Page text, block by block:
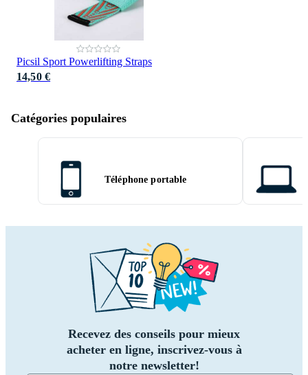
Picsil Sport Powerlifting Straps
14,50 €
Catégories populaires
Téléphone portable
Recevez des conseils pour mieux
acheter en ligne, inscrivez-vous à
notre newsletter!